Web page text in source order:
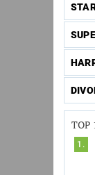
TOP